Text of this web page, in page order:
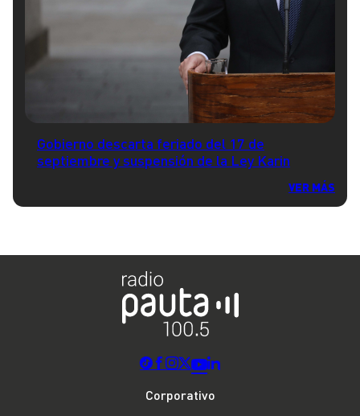
Gobierno descarta feriado del 17 de
septiembre y suspensión de la Ley Karin
VER MÁS
Corporativo